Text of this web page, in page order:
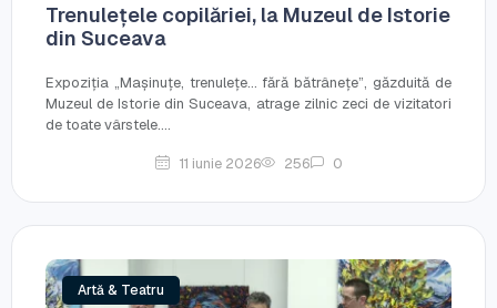
Trenulețele copilăriei, la Muzeul de Istorie
din Suceava
Expoziția „Mașinuțe, trenulețe... fără bătrânețe”, găzduită de
Muzeul de Istorie din Suceava, atrage zilnic zeci de vizitatori
de toate vârstele....
11 iunie 2026 256 0
Artă & Teatru